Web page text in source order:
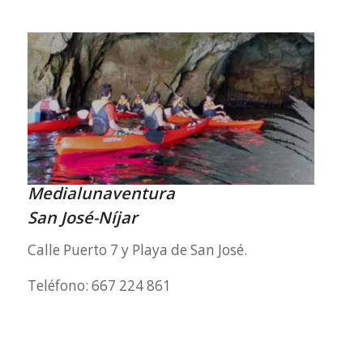
Medialunaventura
San José-Níjar
Calle Puerto 7 y Playa de San José.
Teléfono: 667 224 861